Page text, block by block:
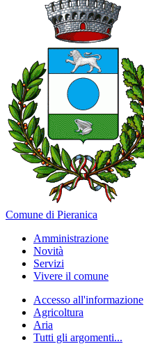
Comune di Pieranica
Amministrazione
Novità
Servizi
Vivere il comune
Accesso all'informazione
Agricoltura
Aria
Tutti gli argomenti...